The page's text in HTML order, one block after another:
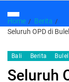
Home
Berita
Seluruh OPD di
Bali Berita
Seluruh